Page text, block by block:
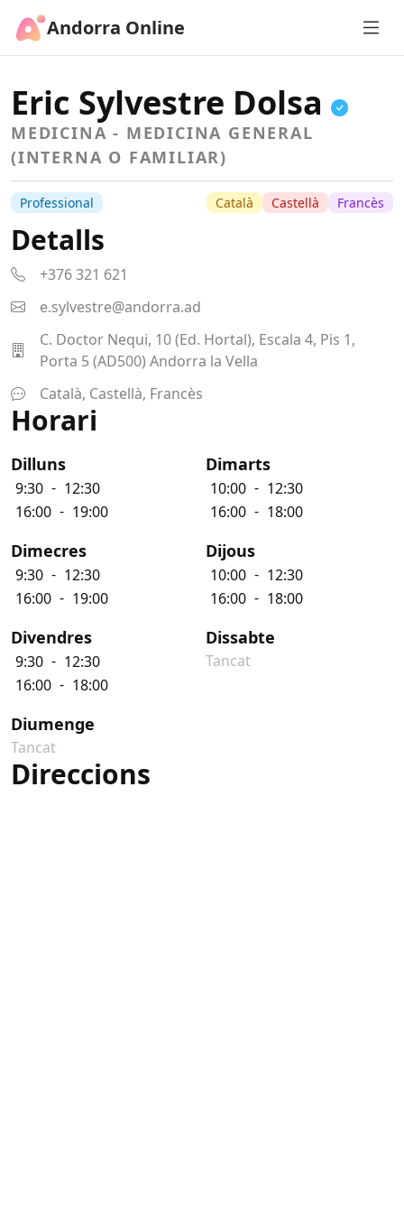
Andorra Online
Eric Sylvestre Dolsa
MEDICINA - MEDICINA GENERAL
(INTERNA O FAMILIAR)
Professional Català Castellà Francès
Detalls
+376 321 621
e.sylvestre@andorra.ad
C. Doctor Nequi, 10 (Ed. Hortal), Escala 4, Pis 1,
Porta 5 (AD500) Andorra la Vella
Català, Castellà, Francès
Horari
Dilluns
9:30 - 12:30
16:00 - 19:00
Dimarts
10:00 - 12:30
16:00 - 18:00
Dimecres
9:30 - 12:30
16:00 - 19:00
Dijous
10:00 - 12:30
16:00 - 18:00
Divendres
9:30 - 12:30
16:00 - 18:00
Dissabte
Tancat
Diumenge
Tancat
Direccions